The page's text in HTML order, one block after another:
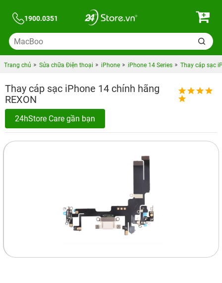
1900.0351
Trang chủ Sửa chữa Điện thoại iPhone iPhone 14 Series Thay cáp sạc
Thay cáp sạc iPhone 14 chính hãng
REXON
24hStore Care gần bạn